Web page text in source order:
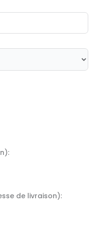
de livraison):